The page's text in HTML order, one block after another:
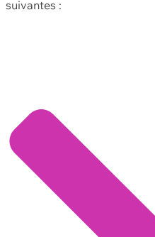
suivantes :